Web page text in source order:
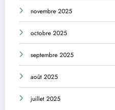
novembre 2025
octobre 2025
septembre 2025
août 2025
juillet 2025